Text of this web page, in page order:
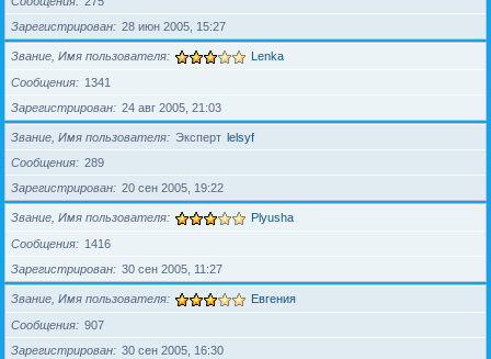
Зарегистрирован
28 июн 2005, 15:27
Звание, Имя пользователя Lenka
Сообщения
1341
Зарегистрирован
24 авг 2005, 21:03
Звание, Имя пользователя Эксперт lelsyf
Сообщения
289
Зарегистрирован
20 сен 2005, 19:22
Звание, Имя пользователя Plyusha
Сообщения
1416
Зарегистрирован
30 сен 2005, 11:27
Звание, Имя пользователя Евгения
Сообщения
907
Зарегистрирован
30 сен 2005, 16:30